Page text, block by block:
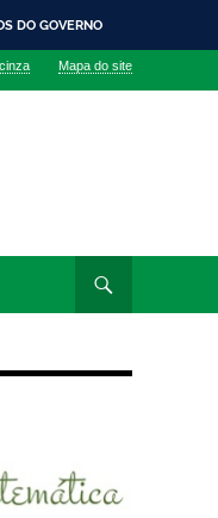
DO GOVERNO
Mapa do site